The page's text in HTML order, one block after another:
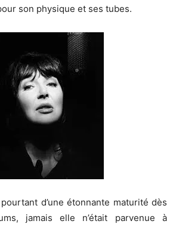
son physique et ses tubes.
d’une étonnante maturité dès
jamais elle n’était parvenue à